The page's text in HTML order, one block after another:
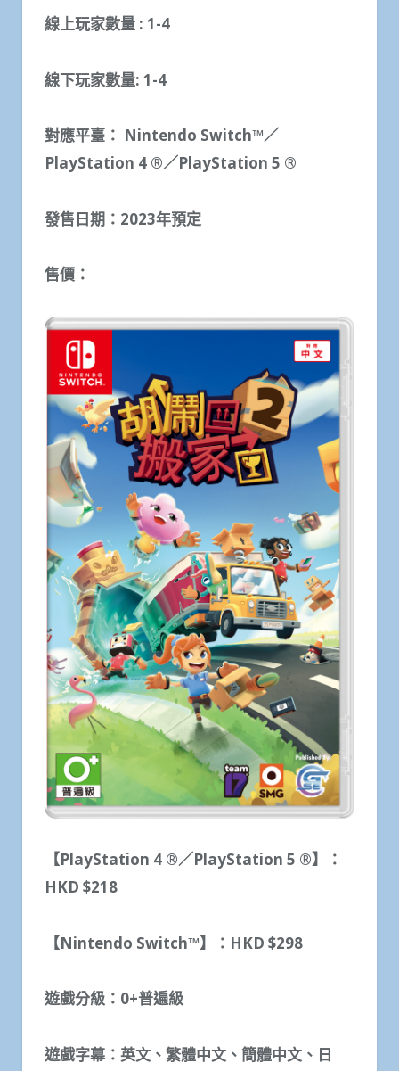
線上玩家數量 : 1-4
線下玩家數量: 1-4
對應平臺： Nintendo Switch™／
PlayStation 4 ®／PlayStation 5 ®
發售日期： 2023年預定
售價：
【PlayStation 4 ®／PlayStation 5 ®】：
HKD $218
【Nintendo Switch™】： HKD $298
遊戲分級： 0+普遍級
遊戲字幕：英文、繁體中文、簡體中文、日